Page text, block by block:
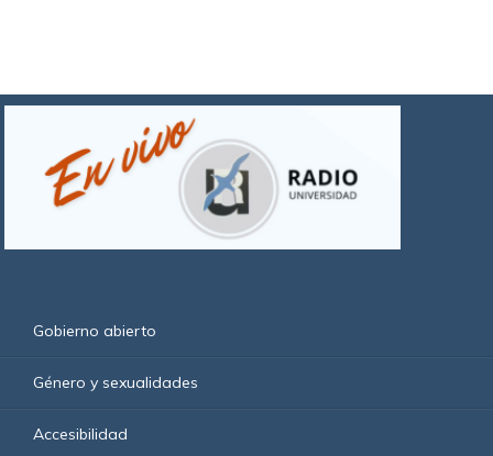
Gobierno abierto
Género y sexualidades
Accesibilidad